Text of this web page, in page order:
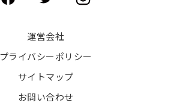
運営会社
プライバシーポリシー
サイトマップ
お問い合わせ